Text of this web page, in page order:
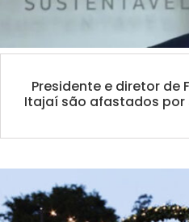
Presidente e diretor de
Itajaí são afastados